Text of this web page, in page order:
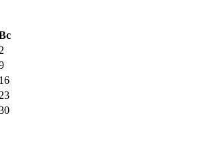
2
16
23